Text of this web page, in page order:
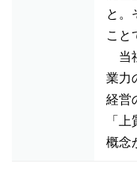
と。
こと
当
業力
経営
「
概念